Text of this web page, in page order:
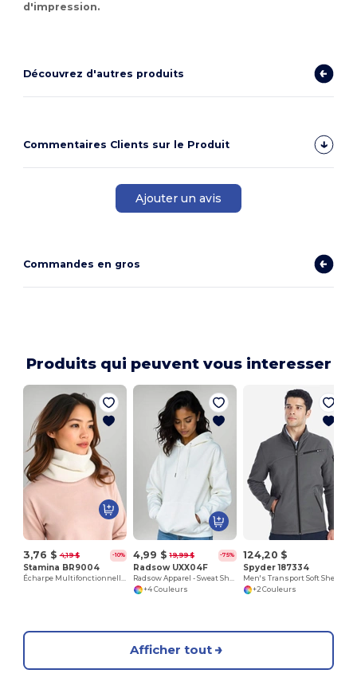
d'impression.
Découvrez d'autres produits
Commentaires Clients sur le Produit
Ajouter un avis
Commandes en gros
Produits qui peuvent vous interesser
3,76 $ 4,19 $ -10%
Stamina BR9004
4,99 $ 19,99 $ -75%
Radsow UXX04F
+4 Couleurs
124,20 $
Spyder 187334
+2 Couleurs
Afficher tout